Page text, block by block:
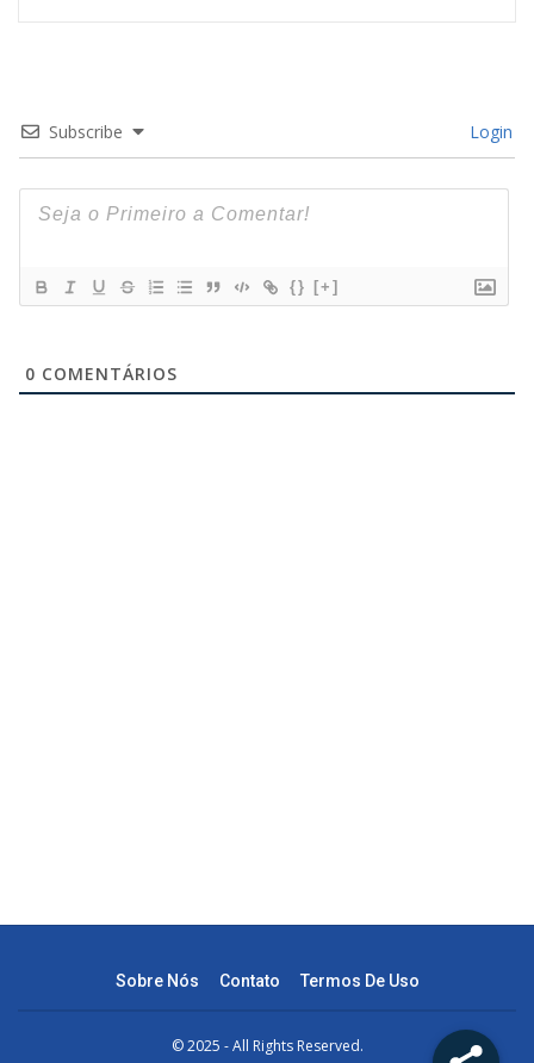
Subscribe Login
{} [+]
0 COMENTÁRIOS
Sobre Nós Contato Termos De Uso
© 2025 - All Rights Reserved.